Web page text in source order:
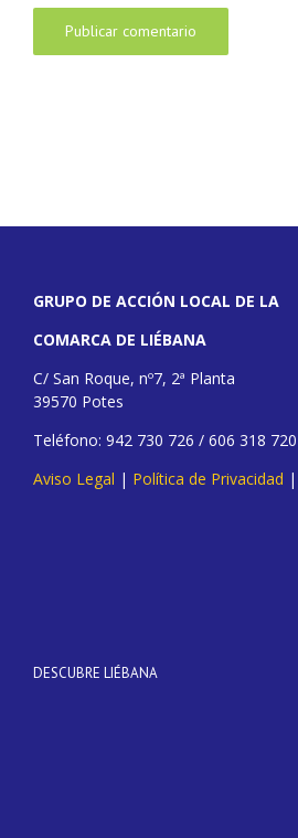
GRUPO DE ACCIÓN LOCAL DE LA
COMARCA DE LIÉBANA
C/ San Roque, nº7, 2ª Planta
39570 Potes
Teléfono: 942 730 726 / 606 318 720
Aviso Legal | Política de Privacidad |
DESCUBRE LIÉBANA